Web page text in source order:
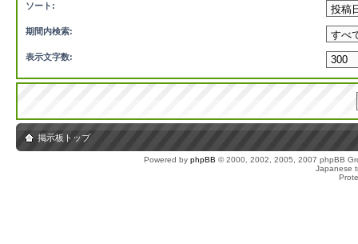
ソート:
期間内検索:
表示文字数:
掲示板トップ
Powered by phpBB © 2000, 2002, 2005, 2007 phpBB
Japanese